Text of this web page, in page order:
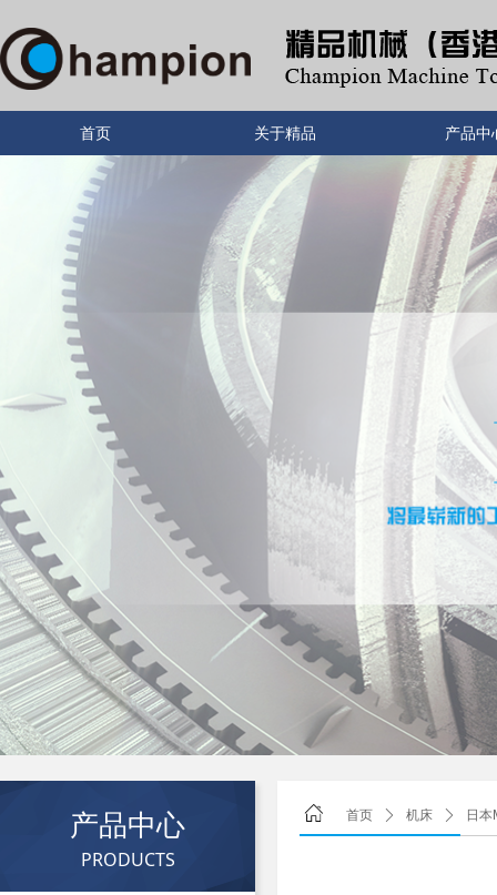
首页 关于精品 产品中
产品中心
PRODUCTS
首页 ꄲ 机床 ꄲ 日本